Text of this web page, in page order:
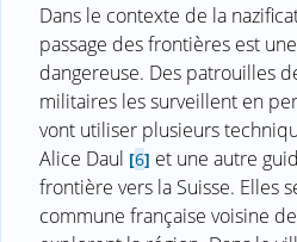
Dans le contexte de la
passage des frontières est
dangereuse. Des patrouilles
militaires les surveillent en
vont utiliser plusieurs
Alice Daul [6] et une autre
frontière vers la Suisse. Elles
commune française voisine